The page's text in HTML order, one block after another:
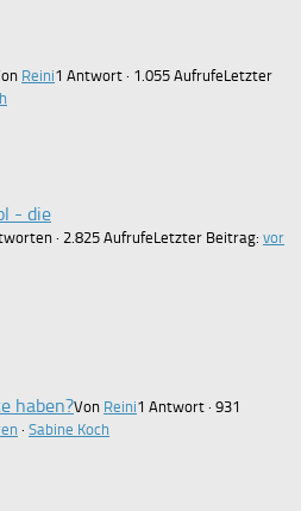
Reini1 Antwort · 1.055 AufrufeLetzter
- die
· 2.825 AufrufeLetzter Beitrag: vor
haben?Von Reini1 Antwort · 931
· Sabine Koch